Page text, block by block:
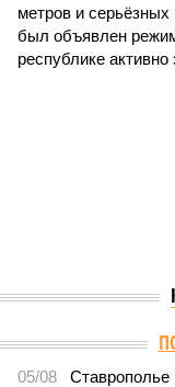
метров и
был объявлен
республике
05/08
Ставрополье